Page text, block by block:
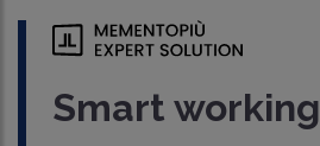
Smart working